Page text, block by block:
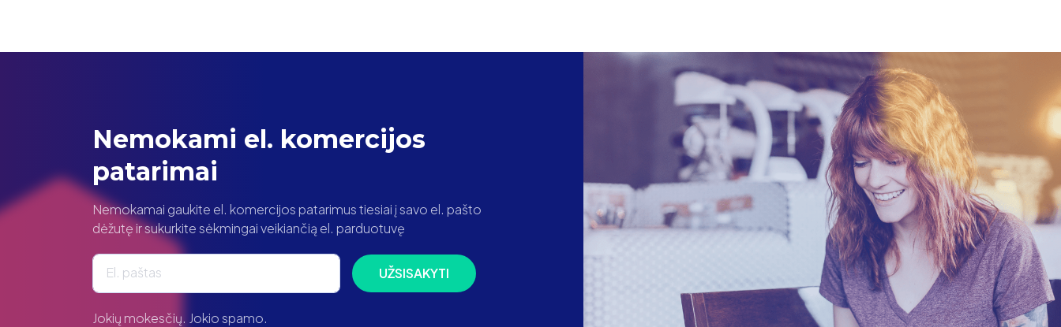
Nemokami el. komercijos
patarimai
Nemokamai gaukite el. komercijos patarimus tiesiai į savo el. pašto
dėžutę ir sukurkite sėkmingai veikiančią el. parduotuvę
El. paštas UŽSISAKYTI
Jokių mokesčių. Jokio spamo.